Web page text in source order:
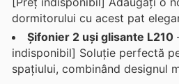
dormitorului cu acest pat
Șifonier 2 uși glisante L210
indisponibil] Soluție perfectă
spațiului, combinând designul